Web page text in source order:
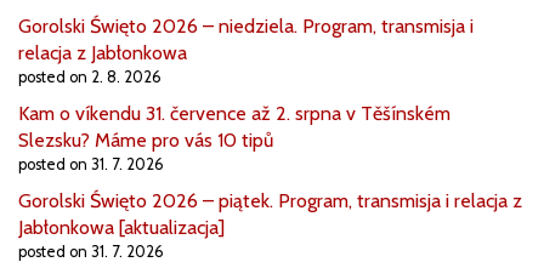
Gorolski Święto 2026 – niedziela. Program, transmisja i
relacja z Jabłonkowa
posted on 2. 8. 2026
Kam o víkendu 31. července až 2. srpna v Těšínském
Slezsku? Máme pro vás 10 tipů
posted on 31. 7. 2026
Gorolski Święto 2026 – piątek. Program, transmisja i relacja z
Jabłonkowa [aktualizacja]
posted on 31. 7. 2026